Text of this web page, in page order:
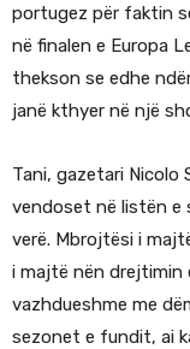
portugez për faktin
në finalen e Europa
thekson se edhe
janë kthyer në një
Tani, gazetari Nicolo
vendoset në listën e
verë. Mbrojtësi i
i majtë nën drejtimin
vazhdueshme me
sezonet e fundit, ai